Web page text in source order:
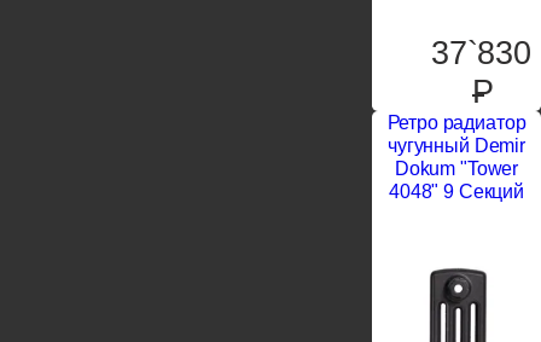
37`830
P
Ретро радиатор
чугунный Demir
Dokum "Tower
4048" 9 Секций